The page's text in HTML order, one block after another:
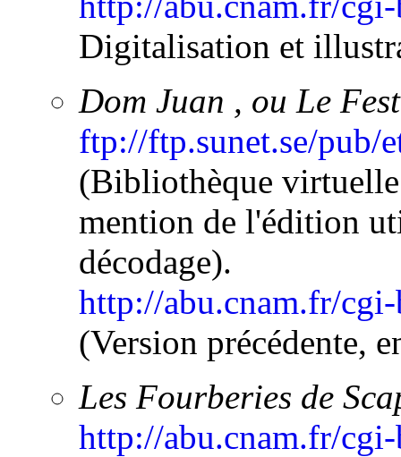
Digitalisation et
Dom Juan , ou Le
ftp://ftp.sunet.se/pub/
(Bibliothèque
mention de l'édition
décodage).
http://abu.cnam.fr/
(Version précédente,
Les Fourberies de
http://abu.cnam.fr/